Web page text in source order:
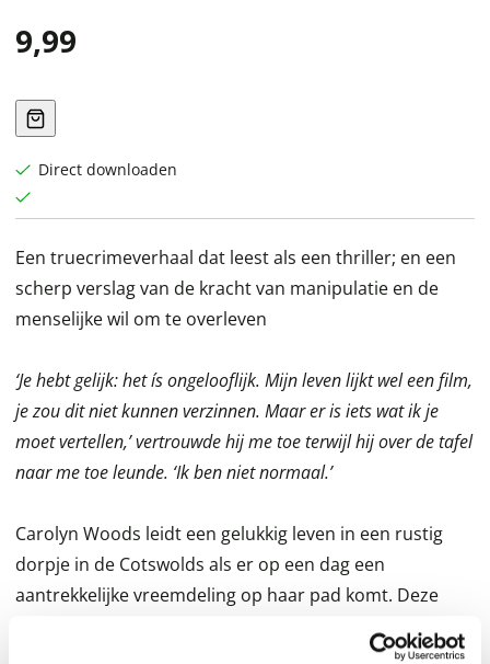
9,99
Direct downloaden
Een truecrimeverhaal dat leest als een thriller; en een
scherp verslag van de kracht van manipulatie en de
menselijke wil om te overleven
‘Je hebt gelijk: het ís ongelooflijk. Mijn leven lijkt wel een film,
je zou dit niet kunnen verzinnen. Maar er is iets wat ik je
moet vertellen,’ vertrouwde hij me toe terwijl hij over de tafel
naar me toe leunde. ‘Ik ben niet normaal.’
Carolyn Woods leidt een gelukkig leven in een rustig
dorpje in de Cotswolds als er op een dag een
aantrekkelijke vreemdeling op haar pad komt. Deze
waardoor Carolyn zich direct tot hem aangetrokken